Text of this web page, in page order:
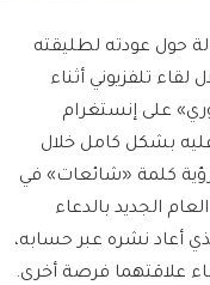
حول عودته لطليقته
تلفزيوني أثناء
على إنستغرام
عليه بشكل كامل خلال
رؤية كلمة «شائعات» في
الجديد بالدعاء
أعاد نشره عبر حسابه،
علاقتهما فرصة أخرى.